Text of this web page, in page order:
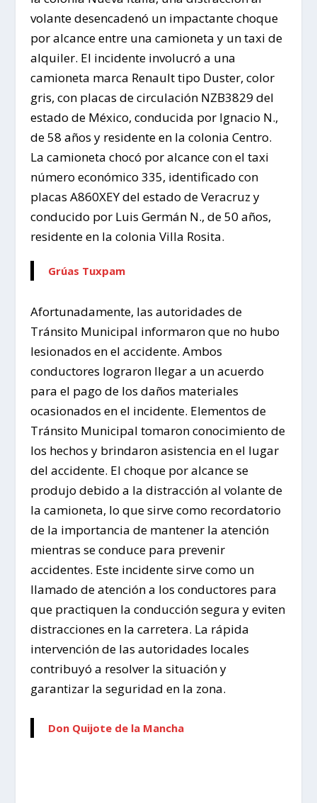
volante desencadenó un impactante choque
por alcance entre una camioneta y un taxi de
alquiler. El incidente involucró a una
camioneta marca Renault tipo Duster, color
gris, con placas de circulación NZB3829 del
estado de México, conducida por Ignacio N.,
de 58 años y residente en la colonia Centro.
La camioneta chocó por alcance con el taxi
número económico 335, identificado con
placas A860XEY del estado de Veracruz y
conducido por Luis Germán N., de 50 años,
residente en la colonia Villa Rosita.
Grúas Tuxpam
Afortunadamente, las autoridades de
Tránsito Municipal informaron que no hubo
lesionados en el accidente. Ambos
conductores lograron llegar a un acuerdo
para el pago de los daños materiales
ocasionados en el incidente. Elementos de
Tránsito Municipal tomaron conocimiento de
los hechos y brindaron asistencia en el lugar
del accidente. El choque por alcance se
produjo debido a la distracción al volante de
la camioneta, lo que sirve como recordatorio
de la importancia de mantener la atención
mientras se conduce para prevenir
accidentes. Este incidente sirve como un
llamado de atención a los conductores para
que practiquen la conducción segura y eviten
distracciones en la carretera. La rápida
intervención de las autoridades locales
contribuyó a resolver la situación y
garantizar la seguridad en la zona.
Don Quijote de la Mancha